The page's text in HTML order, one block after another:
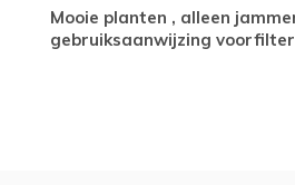
Mooie planten , alleen jammer geen
gebruiksaanwijzing voorfilter